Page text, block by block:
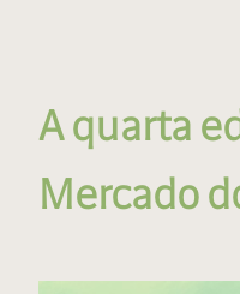
A quarta
Mercado